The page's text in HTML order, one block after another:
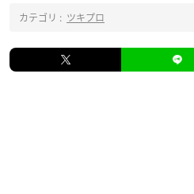
カテゴリ : ツキプロ